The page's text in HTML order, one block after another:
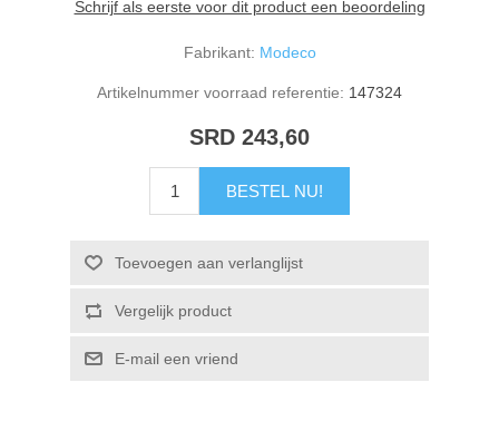
Schrijf als eerste voor dit product een beoordeling
Fabrikant: Modeco
Artikelnummer voorraad referentie: 147324
SRD 243,60
BESTEL NU!
Toevoegen aan verlanglijst
Vergelijk product
E-mail een vriend